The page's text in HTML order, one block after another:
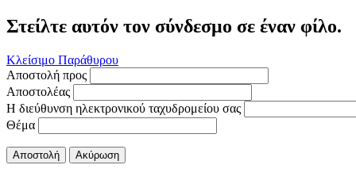
Στείλτε αυτόν τον σύνδεσμο σε έναν φίλο.
Κλείσιμο Παράθυρου
Αποστολή προς
Αποστολέας
Η διεύθυνση ηλεκτρονικού ταχυδρομείου σας
Θέμα
Αποστολή Ακύρωση